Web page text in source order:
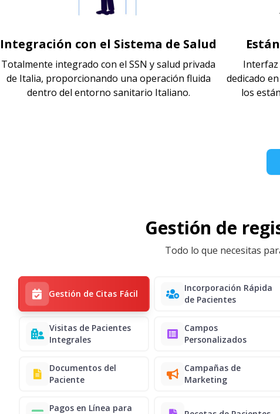
Integración con el Sistema de Salud
Totalmente integrado con el SSN y salud privada
de Italia, proporcionando una operación fluida
dentro del entorno sanitario Italiano.
dedicado
los
Gestión de
Todo lo que necesitas
Gestión de Citas Fácil
Incorporación Rápida
de Pacientes
Visitas de Pacientes
Integrales
Campos
Personalizados
Documentos del
Paciente
Campañas de
Marketing
Pagos en Línea para